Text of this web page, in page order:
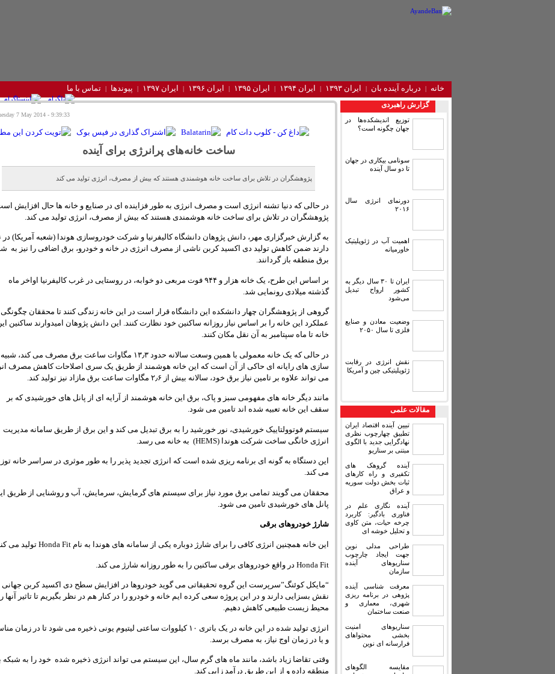
خانه درباره آینده‌ بان ایران ۱۳۹۳ ایران ۱۳۹۴ ایران ۱۳۹۵ ایران ۱۳۹۶ ایران ۱۳۹۷ پیوندها تماس با ما
گزارش راهبردی
توزیع اندیشکده‌ها در
جهان چگونه است؟
سونامی بیکاری در جهان
تا دو سال آینده
دورنمای انرژی سال
۲۰۱۶
اهمیت آب در ژئوپلیتیک
خاورمیانه
ایران تا ۳۰ سال دیگر به
کشور ارواح تبدیل
می‌شود
وضعیت معادن و صنایع
فلزی تا سال ۲۰۵۰
نقش انرژی در رقابت
ژئوپلیتیکی چین و آمریکا
مقالات علمی
تبیین آینده اقتصاد ایران
تطبیق چهارچوب نظری
نهادگرایی جدید با الگوی
مبتنی بر سناریو
آینده گروهک های
تکفیری و راه کارهای
ثبات بخش دولت سوریه
و عراق
آینده نگاری علم در
فناوری بادگیر: کاربرد
چرخه حیات، متن کاوی
و تحلیل خوشه ای
طراحی مدلی نوین
جهت ایجاد چارچوب
سناریوهای آینده
سازمان
معرفت شناسی آینده
پژوهی در برنامه ریزی
شهری، معماری و
صنعت ساختمان
سناریوهای امنیت
بخشی محتواهای
فرارسانه ای نوین
مقایسه‏ الگوهای
9:39:33 - Wednesday 7 May 2014
ساخت خانه‌های پرانرژی برای آینده
پژوهشگران در تلاش برای ساخت خانه هوشمندی هستند که بیش از مصرف، انرژی تولید می کند
در حالی که دنیا تشنه انرژی است و مصرف انرژی به طور فزاینده ای در صنایع و خانه ها حال افزایش
پژوهشگران در تلاش برای ساخت خانه هوشمندی هستند که بیش از مصرف، انرژی تولید می کند.
به گزارش خبرگزاری مهر، دانش پژوهان دانشگاه کالیفرنیا و شرکت خودروسازی هوندا (شعبه آمریکا) در
دارند ضمن کاهش تولید دی اکسید کربن ناشی از مصرف انرژی در خانه و خودرو، برق اضافی را نیز به
برق منطقه باز گردانند.
بر اساس این طرح، یک خانه هزار و ۹۴۴ فوت مربعی دو خوابه، در روستایی در غرب کالیفرنیا اواخر ماه
گذشته میلادی رونمایی شد.
گروهی از پژوهشگران چهار دانشکده این دانشگاه قرار است در این خانه زندگی کنند تا محققان چگونگی
عملکرد این خانه را بر اساس نیاز روزانه ساکنین خود نظارت کنند. این دانش پژوهان امیدوارند ساکنین
خانه تا ماه سپتامبر به آن نقل مکان کنند.
در حالی که یک خانه معمولی با همین وسعت سالانه حدود ۱۳٫۳ مگاوات ساعت برق مصرف می کند، شبیه
سازی های رایانه ای حاکی از آن است که این خانه هوشمند از طریق یک سری اصلاحات کاهش مصرف
می تواند علاوه بر تامین نیاز برق خود، سالانه بیش از ۲٫۶ مگاوات ساعت برق مازاد نیز تولید کند.
مانند دیگر خانه های مفهومی سبز و پاک، برق این خانه هوشمند از آرایه ای از پانل های خورشیدی که بر
سقف این خانه تعبیه شده اند تامین می شود.
سیستم فوتوولتاییک خورشیدی، نور خورشید را به برق تبدیل می کند و این برق از طریق سامانه مدیریت
انرژی خانگی ساخت شرکت هوندا (HEMS) به خانه می رسد.
این دستگاه به گونه ای برنامه ریزی شده است که انرژی تجدید پذیر را به طور موثری در سراسر خانه
می کند.
محققان می گویند تمامی برق مورد نیاز برای سیستم های گرمایش، سرمایش، آب و روشنایی از طریق
پانل های خورشیدی تامین می شود.
شارژ خودروهای برقی
این خانه همچنین انرژی کافی را برای شارژ دوباره یکی از سامانه های هوندا به نام Honda Fit تولید می کند.
Honda Fit در واقع خودروهای برقی ساکنین را به طور روزانه شارژ می کند.
“مایکل کوئنگ”سرپرست این گروه تحقیقاتی می گوید خودروها در افزایش سطح دی اکسید کربن جهانی
نقش بسزایی دارند و در این پروژه سعی کرده ایم خانه و خودرو را در کنار هم در نظر بگیریم تا تاثیر آنها
محیط زیست طبیعی کاهش دهیم.
انرژی تولید شده در این خانه در یک باتری ۱۰ کیلووات ساعتی لیتیوم یونی ذخیره می شود تا در زمان
و یا در زمان اوج نیاز، به مصرف برسد.
وقتی تقاضا زیاد باشد، مانند ماه های گرم سال، این سیستم می تواند انرژی ذخیره شده خود را به شبکه
منطقه داده و از این طریق درآمد زایی کند.